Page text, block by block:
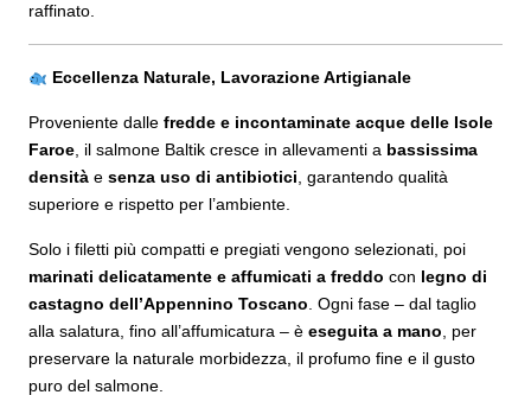
raffinato.
Eccellenza Naturale, Lavorazione Artigianale
Proveniente dalle fredde e incontaminate acque delle Isole
Faroe , il salmone Baltik cresce in allevamenti a bassissima
densità e senza uso di antibiotici , garantendo qualità
superiore e rispetto per l’ambiente.
Solo i filetti più compatti e pregiati vengono selezionati, poi
marinati delicatamente e affumicati a freddo con legno di
castagno dell’Appennino Toscano . Ogni fase – dal taglio
alla salatura, fino all’affumicatura – è eseguita a mano , per
preservare la naturale morbidezza, il profumo fine e il gusto
puro del salmone.